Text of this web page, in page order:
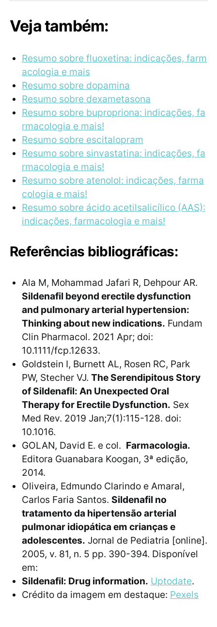
Veja também:
Resumo sobre fluoxetina: indicações, farm
acologia e mais
Resumo sobre dopamina
Resumo sobre dexametasona
Resumo sobre bupropriona: indicações, fa
rmacologia e mais!
Resumo sobre escitalopram
Resumo sobre sinvastatina: indicações, fa
rmacologia e mais!
Resumo sobre atenolol: indicações, farma
cologia e mais!
Resumo sobre ácido acetilsalicílico (AAS):
indicações, farmacologia e mais!
Referências bibliográficas:
Ala M, Mohammad Jafari R, Dehpour AR.
Sildenafil beyond erectile dysfunction
and pulmonary arterial hypertension:
Thinking about new indications. Fundam
Clin Pharmacol. 2021 Apr; doi:
10.1111/fcp.12633.
Goldstein I, Burnett AL, Rosen RC, Park
PW, Stecher VJ. The Serendipitous Story
of Sildenafil: An Unexpected Oral
Therapy for Erectile Dysfunction. Sex
Med Rev. 2019 Jan;7(1):115-128. doi:
10.1016.
GOLAN, David E. e col. Farmacologia.
Editora Guanabara Koogan, 3ª edição,
2014.
Oliveira, Edmundo Clarindo e Amaral,
Carlos Faria Santos. Sildenafil no
tratamento da hipertensão arterial
pulmonar idiopática em crianças e
adolescentes. Jornal de Pediatria [online].
2005, v. 81, n. 5 pp. 390-394. Disponível
em:
Sildenafil: Drug information. Uptodate.
Crédito da imagem em destaque: Pexels